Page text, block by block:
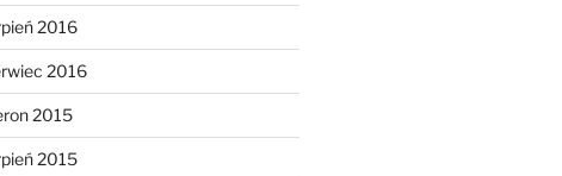
2016
2016
2015
2015